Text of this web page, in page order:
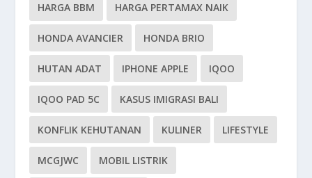
HARGA BBM HARGA PERTAMAX NAIK
HONDA AVANCIER HONDA BRIO
HUTAN ADAT IPHONE APPLE IQOO
IQOO PAD 5C KASUS IMIGRASI BALI
KONFLIK KEHUTANAN KULINER LIFESTYLE
MCGJWC MOBIL LISTRIK